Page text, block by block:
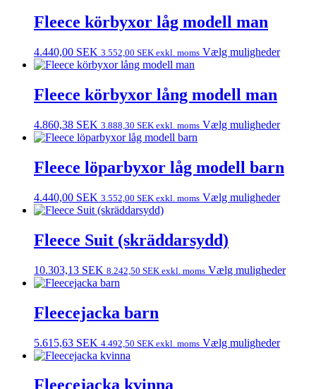
Fleece körbyxor låg modell man
4.440,00 SEK 3.552,00 SEK exkl. moms Vælg muligheder
Fleece körbyxor lång modell man
4.860,38 SEK 3.888,30 SEK exkl. moms Vælg muligheder
Fleece löparbyxor låg modell barn
4.440,00 SEK 3.552,00 SEK exkl. moms Vælg muligheder
Fleece Suit (skräddarsydd)
10.303,13 SEK 8.242,50 SEK exkl. moms Vælg muligheder
Fleecejacka barn
5.615,63 SEK 4.492,50 SEK exkl. moms Vælg muligheder
Fleecejacka kvinna